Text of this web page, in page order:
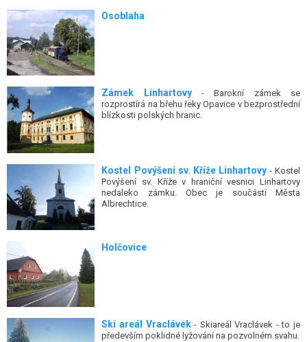
Osoblaha
Zámek Linhartovy- Barokní zámek se
rozprostírá na břehu řeky Opavice v bezprostřední
blízkosti polských hranic.
Kostel Povýšení sv. Kříže Linhartovy- Kostel
Povýšení sv. Kříže v hraniční vesnici Linhartovy
nedaleko zámku. Obec je součástí Města
Albrechtice.
Holčovice
Ski areál Vraclávek- Skiareál Vraclávek - to je
především poklidné lyžování na pozvolném svahu.